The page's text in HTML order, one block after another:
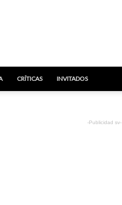
CRÍTICAS INVITADOS
-Publicidad sv-